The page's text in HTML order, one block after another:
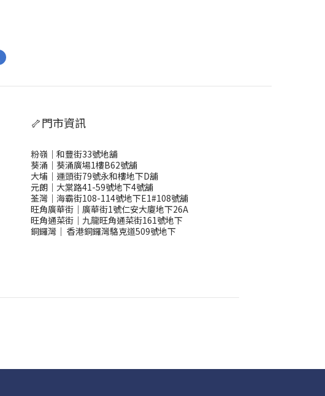
🦴門市資訊
粉嶺｜和豐街33號地舖
葵涌｜葵涌廣場1樓B62號舖
大埔｜運頭街79號永和樓地下D舖
元朗｜大棠路41-59號地下4號舖
荃灣｜海霸街108-114號地下E1#108號舖
旺角廣華街｜廣華街1號仁安大廈地下26A
旺角通菜街｜九龍旺角通菜街161號地下
銅鑼灣 ｜ 香港銅鑼灣駱克道509號地下